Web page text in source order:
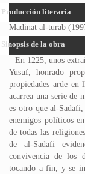
Producción literaria
Madinat al-turab
Sinopsis de la obra
En 1225, unos
Yusuf, honrado
propiedades arde en
acarrea una serie de
es otro que al-Sadafi,
enemigos políticos
de todas las
de al-Sadafi
convivencia de los
tocando a fin, y se